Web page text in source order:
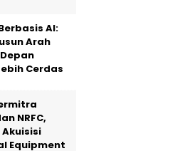
AI:
Arah
Cerdas
NRFC,
Equipment